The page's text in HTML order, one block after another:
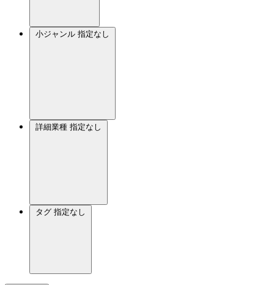
小ジャンル 指定なし
詳細業種 指定なし
タグ 指定なし